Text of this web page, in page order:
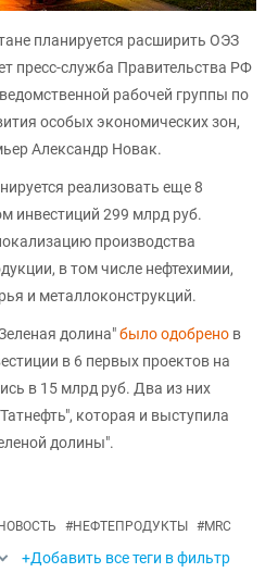
планируется расширить ОЭЗ
пресс-служба Правительства РФ
рабочей группы по
особых экономических зон,
Александр Новак.
реализовать еще 8
инвестиций 299 млрд руб.
производства
в том числе нефтехимии,
и металлоконструкций.
долина"было одобрено в
в 6 первых проектов на
в 15 млрд руб. Два из них
которая и выступила
долины".
#НЕФТЕПРОДУКТЫ #MRC
+Добавить все теги в фильтр